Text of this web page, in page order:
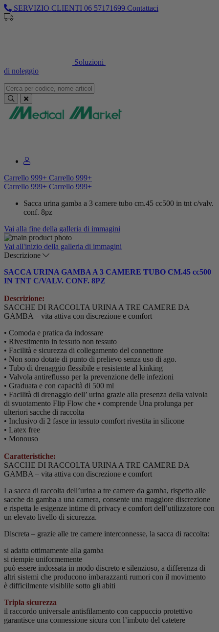
SERVIZIO CLIENTI 06 57171699 Contattaci
Soluzioni
di noleggio
Carrello 999+ Carrello 999+
Carrello 999+ Carrello 999+
Sacca urina gamba a 3 camere tubo cm.45 cc500 in tnt c/valv.
conf. 8pz
Vai alla fine della galleria di immagini
Vai all'inizio della galleria di immagini
Descrizione
SACCA URINA GAMBA A 3 CAMERE TUBO CM.45 cc500
IN TNT C/VALV. CONF. 8PZ
Descrizione:
SACCHE DI RACCOLTA URINA A TRE CAMERE DA
GAMBA – vita attiva con discrezione e comfort
• Comoda e pratica da indossare
• Rivestimento in tessuto non tessuto
• Facilità e sicurezza di collegamento del connettore
• Non sono dotate di punto di prelievo senza uso di ago.
• Tubo di drenaggio flessibile e resistente al kinking
• Valvola antireflusso per la prevenzione delle infezioni
• Graduata e con capacità di 500 ml
• Facilità di drenaggio dell’ urina grazie alla presenza della valvola
di svuotamento Flip Flow che • comprende Una prolunga per
ulteriori sacche di raccolta
• Inclusivo di 2 fasce in tessuto comfort rivestita in silicone
• Latex free
• Monouso
Caratteristiche:
SACCHE DI RACCOLTA URINA A TRE CAMERE DA
GAMBA – vita attiva con discrezione e comfort
La sacca di raccolta dell’urina a tre camere da gamba, rispetto alle
sacche da gamba a una camera, consente una maggiore discrezione
e rispetta le esigenze intime di privacy e comfort dell’utilizzatore con
un elevato livello di sicurezza.
Discreta – grazie alle tre camere interconnesse, la sacca di raccolta:
si adatta ottimamente alla gamba
si riempie uniformemente
può essere indossata in modo discreto e silenzioso, a differenza di
altri sistemi che producono imbarazzanti rumori con il movimento
è difficilmente visiblile sotto gli abiti
Tripla sicurezza
il raccordo universale antisfilamento con cappuccio protettivo
garantisce una connessione sicura con l’imbuto del catetere